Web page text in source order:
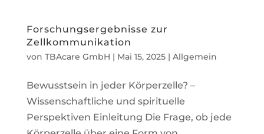
Forschungsergebnisse zur
Zellkommunikation
von TBAcare GmbH | Mai 15, 2025| Allgemein
Bewusstsein in jeder Körperzelle? –
Wissenschaftliche und spirituelle
Perspektiven Einleitung Die Frage, ob jede